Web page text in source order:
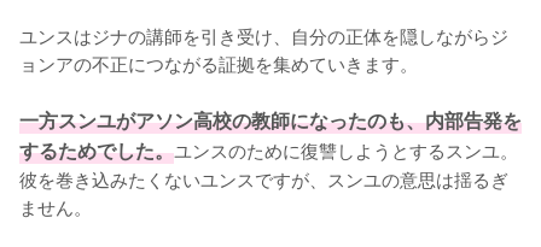
ユンスはジナの講師を引き受け、自分の正体を隠しながらジ
ョンアの不正につながる証拠を集めていきます。
一方スンユがアソン高校の教師になったのも、内部告発を
するためでした。ユンスのために復讐しようとするスンユ。
彼を巻き込みたくないユンスですが、スンユの意思は揺るぎ
ません。